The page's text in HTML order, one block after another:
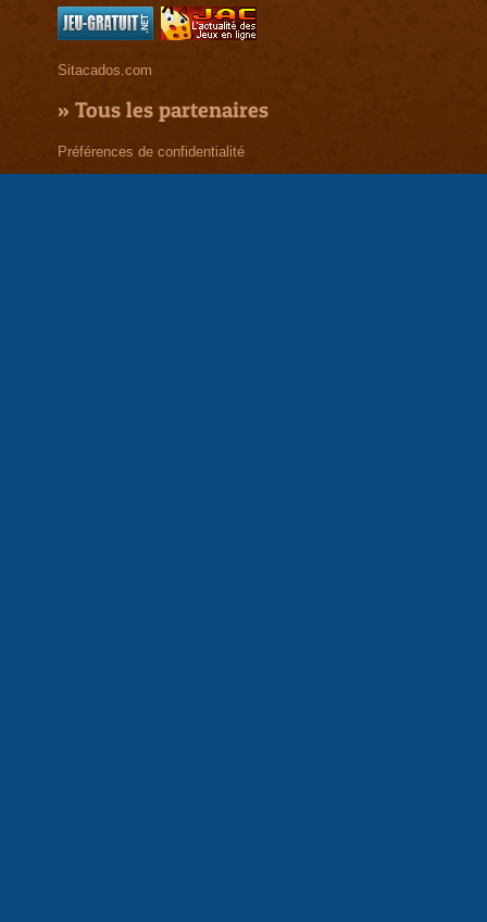
Sitacados.com
» Tous les partenaires
Préférences de confidentialité